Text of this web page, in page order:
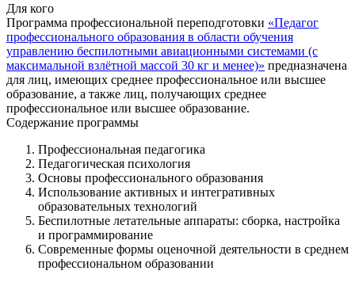
Для кого
Программа профессиональной переподготовки «Педагог
профессионального образования в области обучения
управлению беспилотными авиационными системами (с
максимальной взлётной массой 30 кг и менее)» предназначена
для лиц, имеющих среднее профессиональное или высшее
образование, а также лиц, получающих среднее
профессиональное или высшее образование.
Содержание программы
Профессиональная педагогика
Педагогическая психология
Основы профессионального образования
Использование активных и интегративных
образовательных технологий
Беспилотные летательные аппараты: сборка, настройка
и программирование
Современные формы оценочной деятельности в среднем
профессиональном образовании